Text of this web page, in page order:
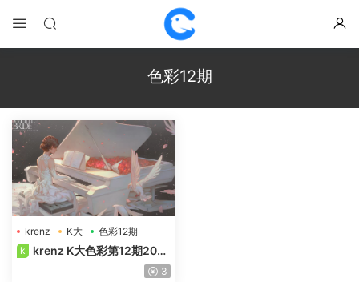
色彩12期
krenz K大
色彩12期
k
krenz K大色彩第12期202
3年【超清画质+11期素材】 3